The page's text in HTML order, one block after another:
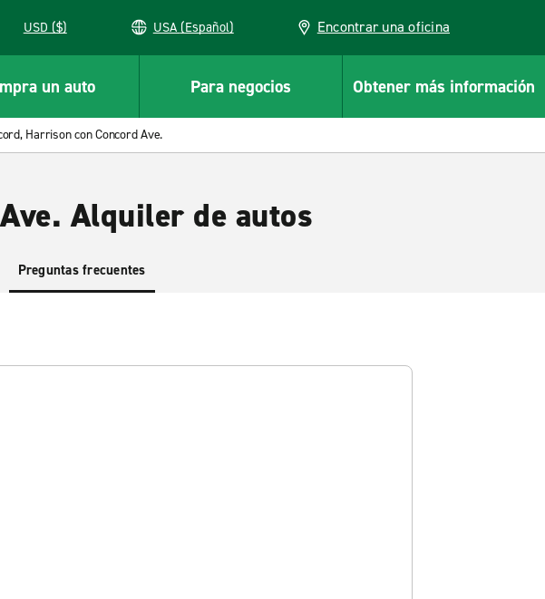
USD ($) USA (Español) Encontrar una oficina
un auto Para negocios Obtener más información
Harrison con Concord Ave.
Alquiler de autos
Preguntas frecuentes